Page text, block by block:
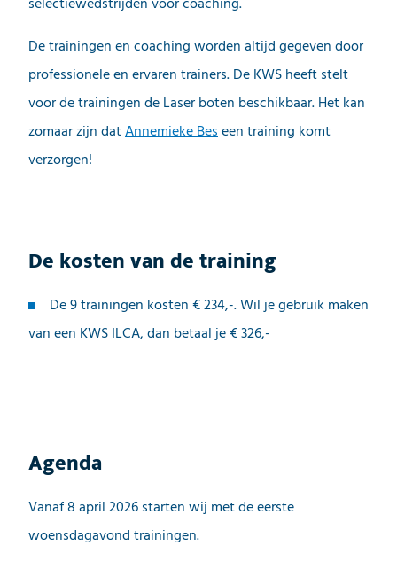
De trainingen en coaching worden altijd gegeven door
professionele en ervaren trainers. De KWS heeft stelt
voor de trainingen de Laser boten beschikbaar. Het kan
zomaar zijn datAnnemieke Beseen training komt
verzorgen!
De kosten van de training
De 9 trainingen kosten € 234,-. Wil je gebruik maken
van een KWS ILCA, dan betaal je € 326,-
Agenda
Vanaf 8 april 2026 starten wij met de eerste
woensdagavond trainingen.